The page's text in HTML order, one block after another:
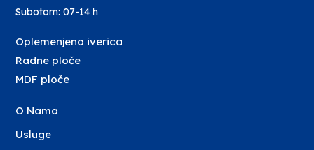
Subotom: 07-14 h
Oplemenjena iverica
Radne ploče
MDF ploče
O Nama
Usluge